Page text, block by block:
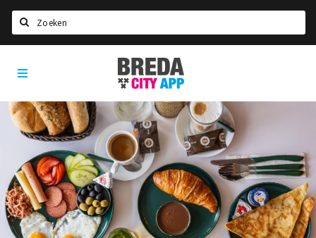
Home
Agenda
Deals
Party pics
Nieuws, interviews & blogs
Eten
Drinken
Breda
City
App